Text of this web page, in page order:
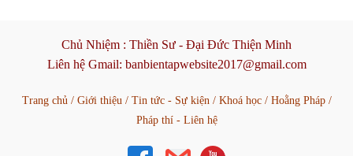
Chủ Nhiệm : Thiền Sư - Đại Đức Thiện Minh
Liên hệ Gmail: banbientapwebsite2017@gmail.com
Trang chủ/ Giới thiệu/ Tin tức - Sự kiện/ Khoá học/ Hoằng Pháp/
Pháp thí - Liên hệ